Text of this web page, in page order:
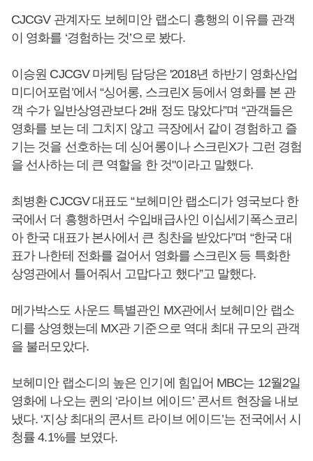
CJCGV 관계자도 보헤미안 랩소디 흥행의 이유를 관객
이 영화를 ‘경험하는 것’으로 봤다.
이승원 CJCGV 마케팅 담당은 '2018년 하반기 영화산업
미디어포럼’에서 “싱어롱, 스크린X 등에서 영화를 본 관
객 수가 일반상영관보다 2배 정도 많았다”며 “관객들은
영화를 보는 데 그치지 않고 극장에서 같이 경험하고 즐
기는 것을 선호하는 데 싱어롱이나 스크린X가 그런 경험
을 선사하는 데 큰 역할을 한 것"이라고 말했다.
최병환 CJCGV 대표도 “보헤미안 랩소디가 영국보다 한
국에서 더 흥행하면서 수입배급사인 이십세기폭스코리
아 한국 대표가 본사에서 큰 칭찬을 받았다”며 “한국 대
표가 나한테 전화를 걸어서 영화를 스크린X 등 특화한
상영관에서 틀어줘서 고맙다고 했다”고 말했다.
메가박스도 사운드 특별관인 MX관에서 보헤미안 랩소
디를 상영했는데 MX관 기준으로 역대 최대 규모의 관객
을 불러모았다.
보헤미안 랩소디의 높은 인기에 힘입어 MBC는 12월2일
영화에 나오는 퀸의 ‘라이브 에이드’ 콘서트 현장을 내보
냈다. ‘지상 최대의 콘서트 라이브 에이드’는 전국에서 시
청률 4.1%를 보였다.